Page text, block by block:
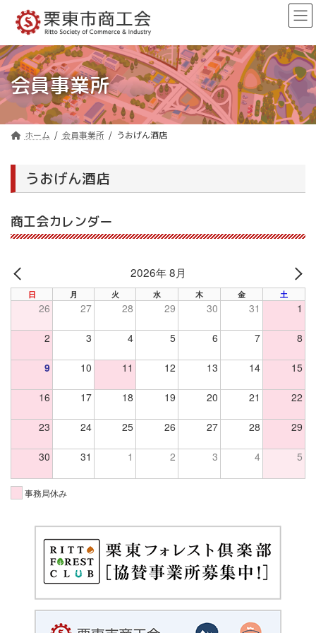
ン
ツ
へ
ス
キ
ッ
ー
シ
ョ
ン
に
移
会員事業所
ホーム 会員事業所 うおげん酒店
うおげん酒店
商工会カレンダー
PREV
2026年 8月
日 月 火 水 木 金 土
26 27 28 29 30 31 1
2 3 4 5 6 7 8
9 10 11 12 13 14 15
16 17 18 19 20 21 22
23 24 25 26 27 28 29
30 31 1 2 3 4 5
事務局休み